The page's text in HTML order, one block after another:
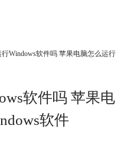
Windows软件吗 苹果电脑怎么运行
软件吗 苹果电
软件